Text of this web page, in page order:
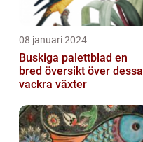
08 januari 2024
Buskiga palettblad en
bred översikt över dessa
vackra växter